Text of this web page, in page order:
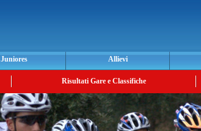
Juniores Allievi
Risultati Gare e Classifiche